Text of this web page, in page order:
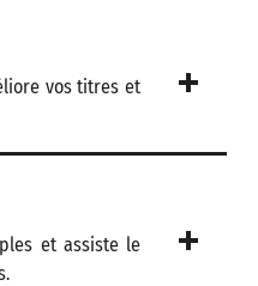
vos titres et
et assiste le